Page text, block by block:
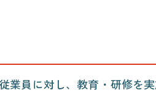
業員に対し、教育・研修を